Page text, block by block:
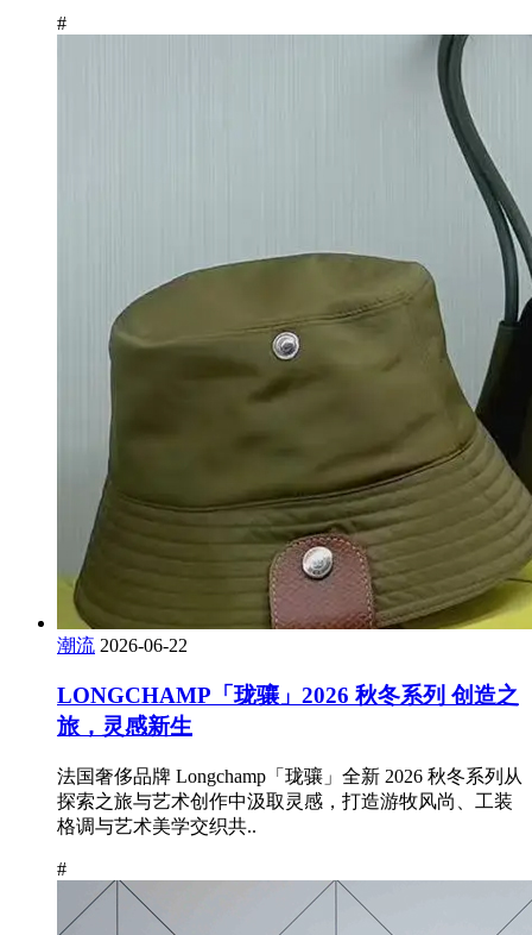
#
潮流 2026-06-22
LONGCHAMP「珑骧」2026 秋冬系列 创造之
旅，灵感新生
法国奢侈品牌 Longchamp「珑骧」全新 2026 秋冬系列从
探索之旅与艺术创作中汲取灵感，打造游牧风尚、工装
格调与艺术美学交织共..
#